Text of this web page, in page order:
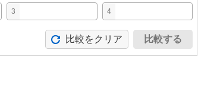
3 4
比較をクリア 比較する